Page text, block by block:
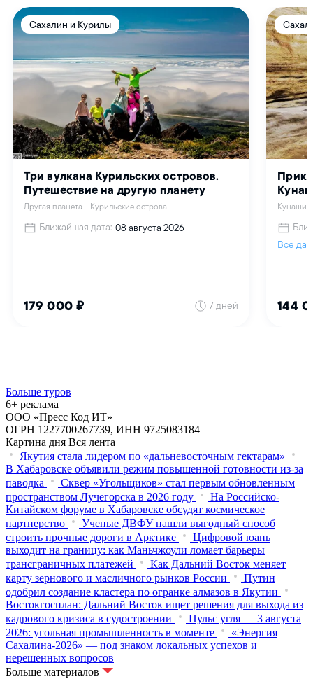
Больше туров
6+ реклама
ООО «Пресс Код ИТ»
ОГРН 1227700267739, ИНН 9725083184
Картина дня Вся лента
Якутия стала лидером по «дальневосточным гектарам»
В Хабаровске объявили режим повышенной готовности из‑за
паводка
Сквер «Угольщиков» стал первым обновленным
пространством Лучегорска в 2026 году
На Российско-
Китайском форуме в Хабаровске обсудят космическое
партнерство
Ученые ДВФУ нашли выгодный способ
строить прочные дороги в Арктике
Цифровой юань
выходит на границу: как Маньчжоули ломает барьеры
трансграничных платежей
Как Дальний Восток меняет
карту зернового и масличного рынков России
Путин
одобрил создание кластера по огранке алмазов в Якутии
Востокгосплан: Дальний Восток ищет решения для выхода из
кадрового кризиса в судостроении
Пульс угля — 3 августа
2026: угольная промышленность в моменте
«Энергия
Сахалина-2026» — под знаком локальных успехов и
нерешенных вопросов
Больше материалов